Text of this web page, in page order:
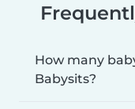
How many
Babysits?